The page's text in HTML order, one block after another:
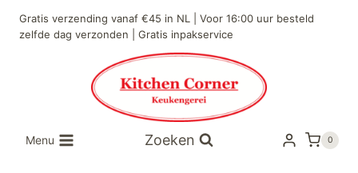
naar
Gratis verzending vanaf €45 in NL | Voor 16:00 uur besteld
zelfde dag verzonden | Gratis inpakservice
Menu Zoeken 0